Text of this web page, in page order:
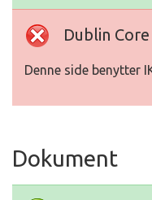
Dublin Core
Denne side benytter
Dokument